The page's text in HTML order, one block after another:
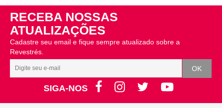
RECEBA NOSSAS
ATUALIZAÇÕES
Cadastre seu email e fique sempre atualizado sobre a
Revestrés.
SIGA-NOS